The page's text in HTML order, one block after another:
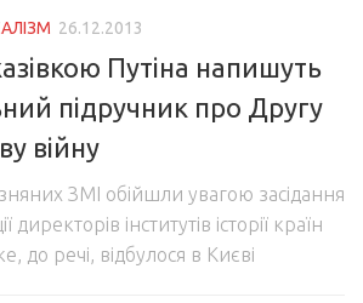
26.12.2013
Путіна напишуть
підручник про Другу
війну
ЗМІ обійшли увагою засідання
директорів інститутів історії країн
до речі, відбулося в Києві